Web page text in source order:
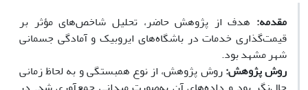
مقدمه: هدف از پژوهش حاضر، تحلیل شاخص‌های مؤثر بر
قیمت‌گذاری خدمات در باشگاه‌های ایروبیک و آمادگی جسمانی
شهر مشهد بود.
روش پژوهش:روش پژوهش، از نوع همبستگی و به لحاظ زمانی